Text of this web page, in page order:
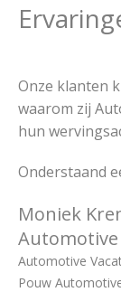
Onze klanten
waarom zij
hun
Onderstaand
Moniek
Automotive
Automotive
Pouw